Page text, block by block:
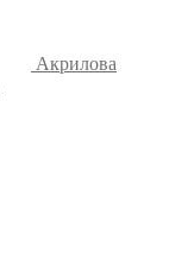
Акрилова